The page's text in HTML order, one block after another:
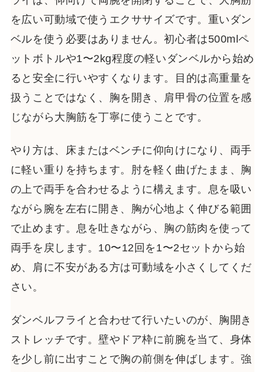
を広い可動域で使うエクササイズです。重いダン
ベルを使う必要はありません。初心者は500mlペ
ットボトルや1〜2kg程度の軽いダンベルから始め
ると安全に行いやすくなります。目的は高重量を
扱うことではなく、胸を開き、肩甲骨の位置を感
じながら大胸筋を丁寧に使うことです。
やり方は、床またはベンチに仰向けになり、両手
に軽い重りを持ちます。肘を軽く曲げたまま、胸
の上で両手を合わせるように構えます。息を吸い
ながら腕を左右に開き、胸が心地よく伸びる範囲
で止めます。息を吐きながら、胸の筋肉を使って
両手を戻します。10〜12回を1〜2セットから始
め、肩に不安がある方は可動域を小さくしてくだ
さい。
ダンベルフライと合わせて行いたいのが、胸開き
ストレッチです。壁やドア枠に前腕を当て、身体
を少し前に出すことで胸の前側を伸ばします。強